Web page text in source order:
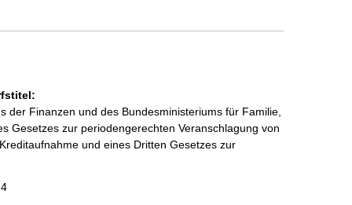
der Finanzen und des Bundesministeriums für Familie,
Gesetzes zur periodengerechten Veranschlagung von
und eines Dritten Gesetzes zur